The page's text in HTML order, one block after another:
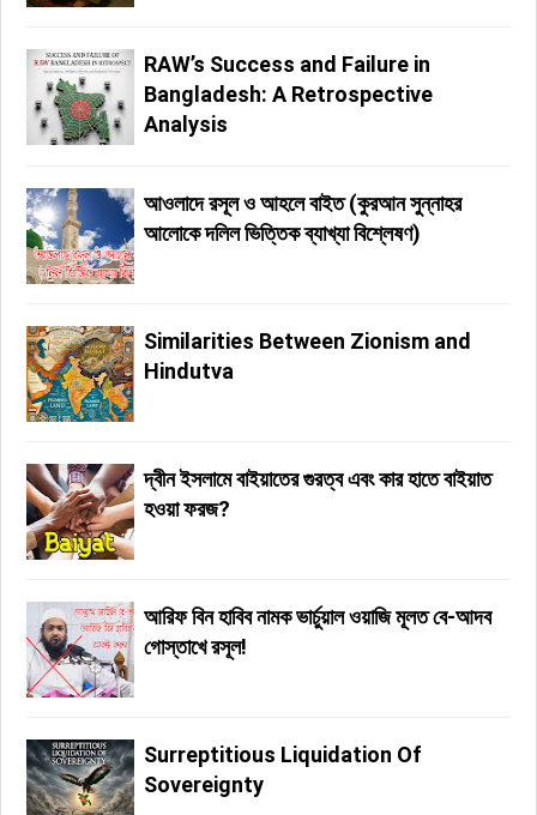
RAW’s Success and Failure in
Bangladesh: A Retrospective
Analysis
আওলাদে রসূল ও আহলে বাইত (কুরআন সুন্নাহর
আলোকে দলিল ভিত্তিক ব্যাখ্যা বিশ্লেষণ)
Similarities Between Zionism and
Hindutva
দ্বীন ইসলামে বাইয়াতের গুরত্ব এবং কার হাতে বাইয়াত
হওয়া ফরজ?
আরিফ বিন হাবিব নামক ভার্চুয়াল ওয়াজি মূলত বে-আদব
গোস্তাখে রসূল!
Surreptitious Liquidation Of
Sovereignty